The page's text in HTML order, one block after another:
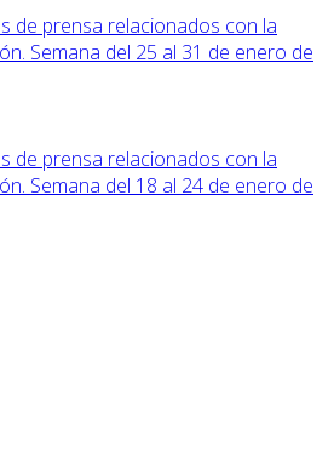
de prensa relacionados con la
Semana del 25 al 31 de enero de
de prensa relacionados con la
Semana del 18 al 24 de enero de